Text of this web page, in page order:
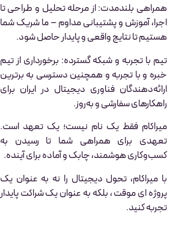
همراهی بلندمدت: از مرحله تحلیل و طراحی تا
اجرا، آموزش و پشتیبانی مداوم – ما شریک شما
هستیم تا نتایج واقعی و پایدار حاصل شود.
تیم با تجربه و شبکه گسترده: برخورداری از تیم
خبره و با تجربه و همچنین دسترسی به برترین
ارائه‌دهندگان فناوری دیجیتال در ایران برای
راهکارهای سفارشی و به‌روز.
میراکام فقط یک نام نیست؛ یک تعهد است.
تعهدی برای همراهی شما تا رسیدن به
کسب‌وکاری هوشمند، چابک و آماده برای آینده.
با میراکام، تحول دیجیتال را نه به عنوان یک
پروژه ای موقت ، بلکه به عنوان یک شراکت پایدار
تجربه کنید.